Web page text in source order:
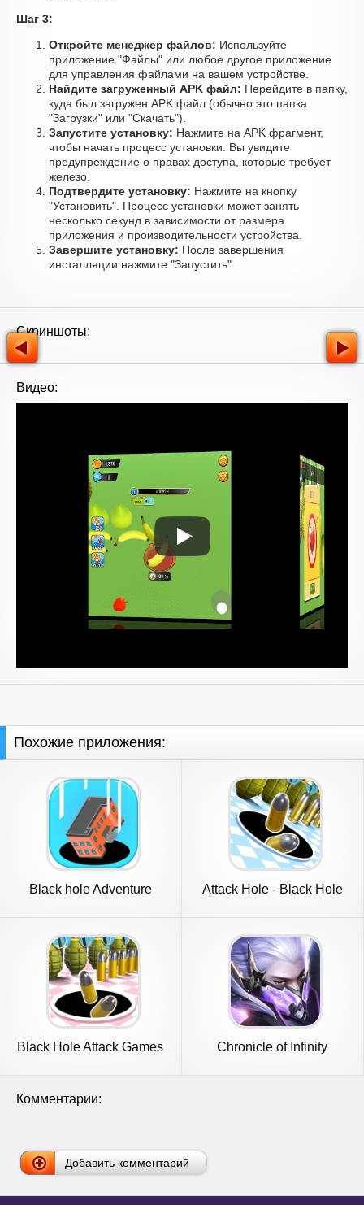
Шаг 3:
Откройте менеджер файлов: Используйте
приложение "Файлы" или любое другое приложение
для управления файлами на вашем устройстве.
Найдите загруженный APK файл: Перейдите в папку,
куда был загружен APK файл (обычно это папка
"Загрузки" или "Скачать").
Запустите установку: Нажмите на APK фрагмент,
чтобы начать процесс установки. Вы увидите
предупреждение о правах доступа, которые требует
железо.
Подтвердите установку: Нажмите на кнопку
"Установить". Процесс установки может занять
несколько секунд в зависимости от размера
приложения и производительности устройства.
Завершите установку: После завершения
инсталляции нажмите "Запустить".
Скриншоты:
Видео:
Похожие приложения:
Black hole Adventure
Attack Hole - Black Hole
Black Hole Attack Games Chronicle of Infinity
Комментарии:
Добавить комментарий